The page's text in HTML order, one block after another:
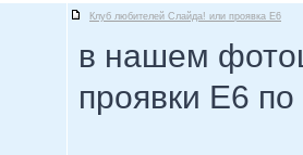
Клуб любителей Слайда! или проявка E6
в нашем
проявки Е6